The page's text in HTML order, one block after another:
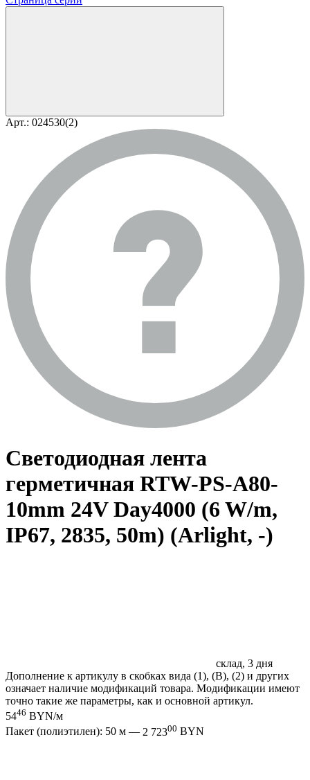
Арт.: 024530(2)
Светодиодная лента
герметичная RTW-PS-A80-
10mm 24V Day4000 (6 W/m,
IP67, 2835, 50m) (Arlight, -)
склад, 3 дня
Дополнение к артикулу в скобках вида (1), (B), (2) и других
означает наличие модификаций товара. Модификации имеют
точно такие же параметры, как и основной артикул.
5446 BYN/м
Пакет (полиэтилен): 50 м — 2 72300 BYN